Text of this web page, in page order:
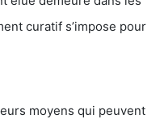
curatif s’impose pour
moyens qui peuvent